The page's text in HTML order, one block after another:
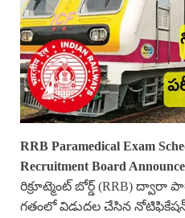
RRB Paramedical Exam
Recruitment Board
రిక్రూట్మెంట్ బోర్డ్ (RRB)
గతంలో విడుదల చేసిన